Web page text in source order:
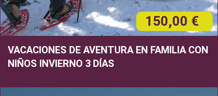
150,00 €
VACACIONES DE AVENTURA EN FAMILIA CON
NIÑOS INVIERNO 3 DÍAS